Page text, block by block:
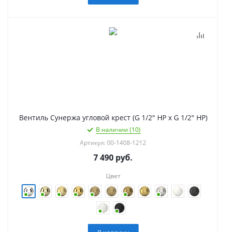
Вентиль Сунержа угловой крест (G 1/2" НР х G 1/2" НР)
В наличии (10)
Артикул: 00-1408-1212
7 490 руб.
Цвет